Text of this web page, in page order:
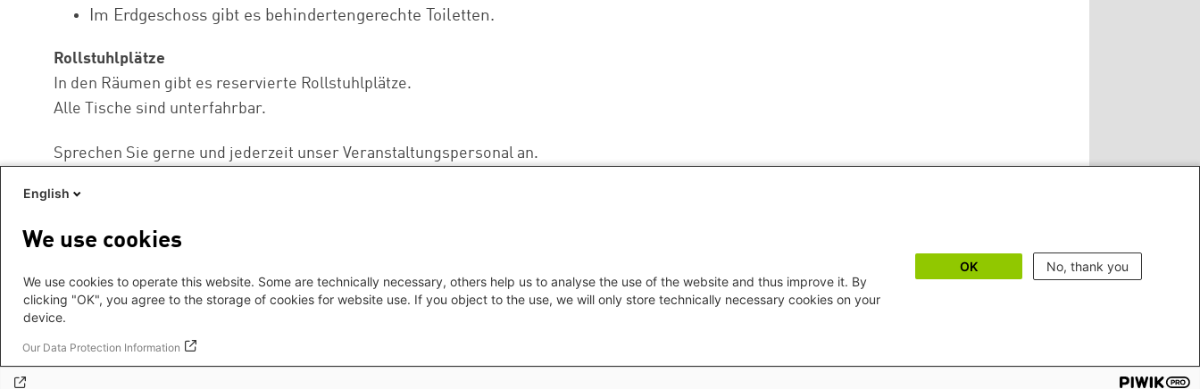
Im Erdgeschoss gibt es behindertengerechte Toiletten.
Rollstuhlplätze
In den Räumen gibt es reservierte Rollstuhlplätze.
Alle Tische sind unterfahrbar.
Sprechen Sie gerne und jederzeit unser Veranstaltungspersonal an.
menu
Datenschutz
Hygienehinweise
English
We use cookies
We use cookies to operate this website. Some are technically necessary, others help us to analyse the use of the website and thus improve it. By
clicking "OK", you agree to the storage of cookies for website use. If you object to the use, we will only store technically necessary cookies on your
device.
Our Data Protection Information
OK No, thank you